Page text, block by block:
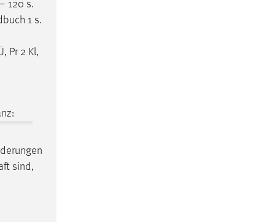
120 s.
1 s.
Pr 2 Kl,
sind,